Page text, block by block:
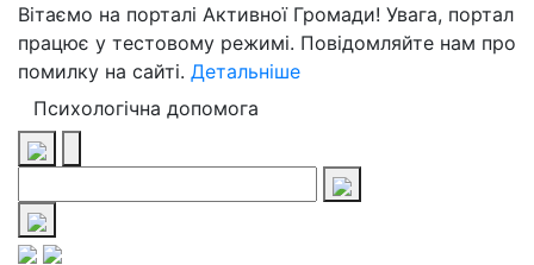
Вітаємо на порталі Активної Громади! Увага, портал
працює у тестовому режимі. Повідомляйте нам про
помилку на сайті. Детальніше
Психологічна допомога